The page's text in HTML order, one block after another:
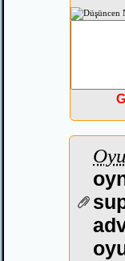
soluk
Glitte
gibi
OyunEs